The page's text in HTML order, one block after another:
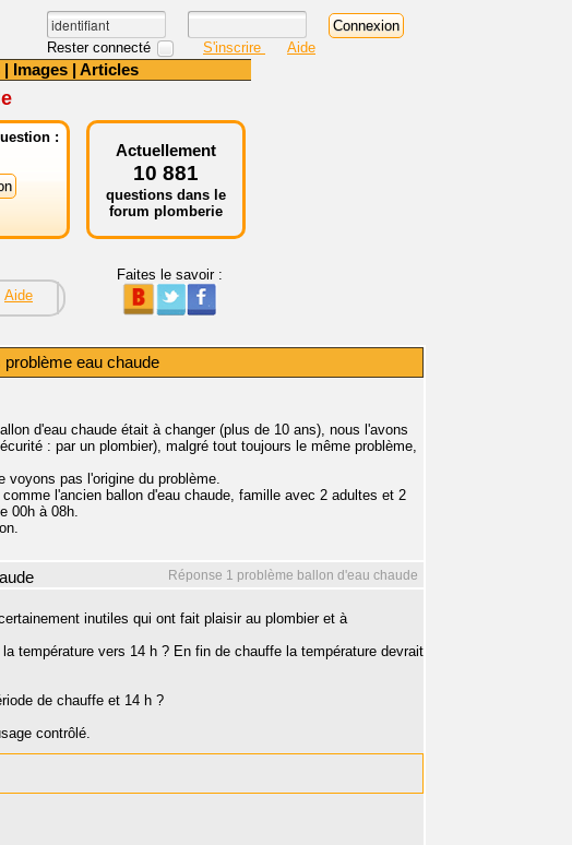
Rester connecté S'inscrire Aide
| Images | Articles
:
Actuellement
10 881
questions dans le
forum plomberie
Aide
Faites le savoir :
problème eau chaude
d'eau chaude était à changer (plus de 10 ans), nous l'avons
: par un plombier), malgré tout toujours le même problème,
voyons pas l'origine du problème.
l'ancien ballon d'eau chaude, famille avec 2 adultes et 2
00h à 08h.
Réponse 1 problème ballon d'eau chaude
inutiles qui ont fait plaisir au plombier et à
température vers 14 h ? En fin de chauffe la température devrait
de chauffe et 14 h ?
contrôlé.